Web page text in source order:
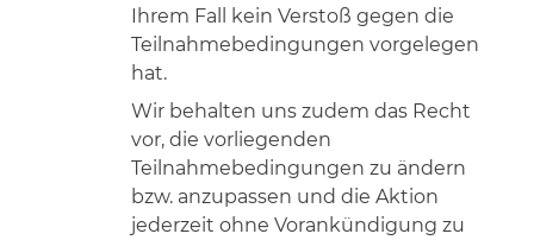
Ihrem Fall kein Verstoß gegen die
Teilnahmebedingungen vorgelegen
hat.
Wir behalten uns zudem das Recht
vor, die vorliegenden
Teilnahmebedingungen zu ändern
bzw. anzupassen und die Aktion
jederzeit ohne Vorankündigung zu